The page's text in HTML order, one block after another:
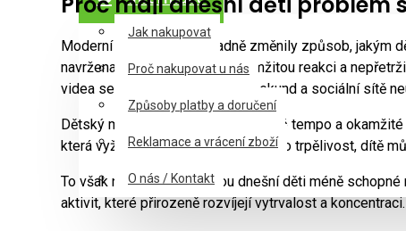
Jak nakupovat
Proč nakupovat u nás
Způsoby platby a doručení
Reklamace a vrácení zboží
O nás / Kontakt
Moderní technologie zásadně změnily způsob, jakým
navržena tak, aby přinášela okamžitou reakci a
videa se mění během několika sekund a sociální sítě
Dětský mozek si tak zvyká na rychlé tempo a
která vyžaduje čas, soustředění nebo trpělivost, dítě
To však neznamená, že jsou dnešní děti méně
aktivit, které přirozeně rozvíjejí vytrvalost a koncentraci.